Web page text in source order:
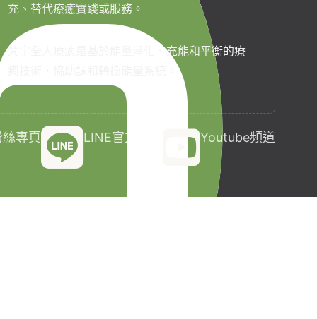
充、替代療癒實踐或服務。
梵宇全人療癒是基於能量淨化、充能和平衡的療
專頁 LINE官方帳號 Youtube頻道